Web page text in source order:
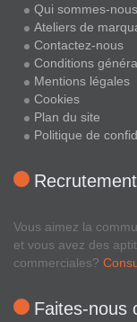
Qui sommes-
Ateliers de
Contactez-nous
Conditions
Mentions légales
Cookies
Plan du site
Politique de
Recrutement
Vous aimez la
et vous avez des
commerciales?
Faites-nous